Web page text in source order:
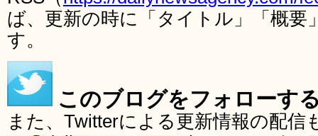
ば、更新の時に「タイトル」「概要
す。
このブログをフォローす
また、Twitterによる更新情報の配